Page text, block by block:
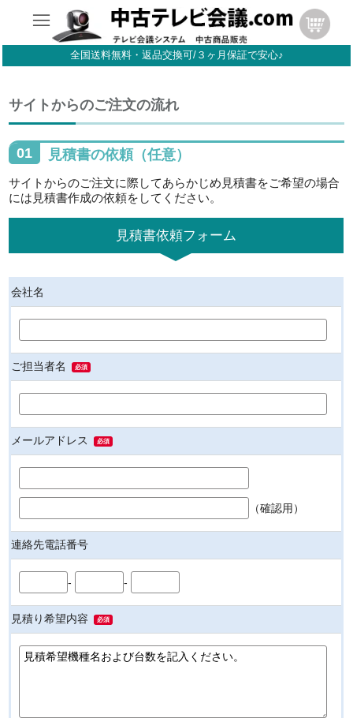
全国送料無料・返品交換可/３ヶ月保証で安心♪
サイトからのご注文の流れ
01 見積書の依頼（任意）
サイトからのご注文に際してあらかじめ見積書をご希望の場合
には見積書作成の依頼をしてください。
見積書依頼フォーム
会社名
ご担当者名 必須
メールアドレス 必須
（確認用）
連絡先電話番号
- -
見積り希望内容 必須